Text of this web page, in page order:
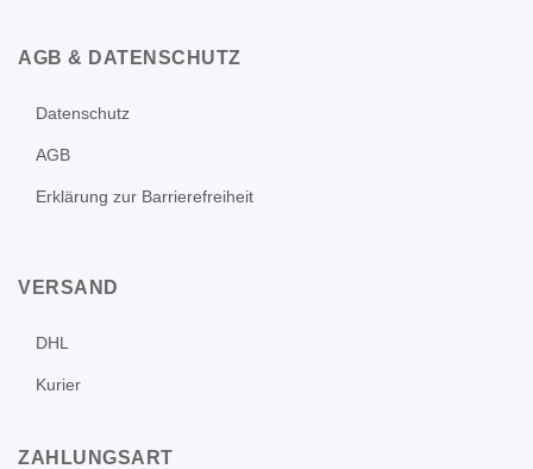
AGB & DATENSCHUTZ
Datenschutz
AGB
Erklärung zur Barrierefreiheit
VERSAND
DHL
Kurier
ZAHLUNGSART